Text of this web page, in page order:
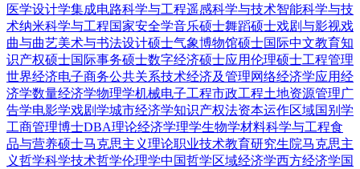
医学设计学集成电路科学与工程遥感科学与技术智能科学与技
术纳米科学与工程国家安全学音乐硕士舞蹈硕士戏剧与影视戏
曲与曲艺美术与书法设计硕士气象博物馆硕士国际中文教育知
识产权硕士国际事务硕士数字经济硕士应用伦理硕士工程管理
世界经济电子商务公共关系技术经济及管理网络经济学应用经
济学数量经济学物理学机械电子工程市政工程土地资源管理广
告学电影学戏剧学城市经济学知识产权法资本运作区域国别学
工商管理博士DBA理论经济学理学生物学材料科学与工程食
品与营养硕士马克思主义理论职业技术教育研究生院马克思主
义哲学科学技术哲学伦理学中国哲学区域经济学西方经济学国